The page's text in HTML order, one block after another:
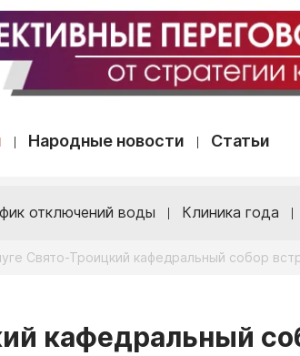
Народные новости Статьи
отключений воды Клиника года
Свято-Троицкий кафедральный собор
кафедральный